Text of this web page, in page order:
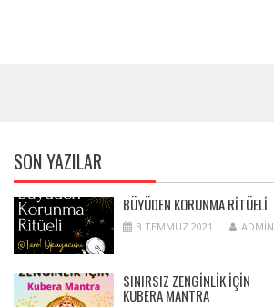
SON YAZILAR
BÜYÜDEN KORUNMA RITÜELI
3 TEMMUZ 2021 ADMIN
SINIRSIZ ZENGINLIK IÇIN
KUBERA MANTRA